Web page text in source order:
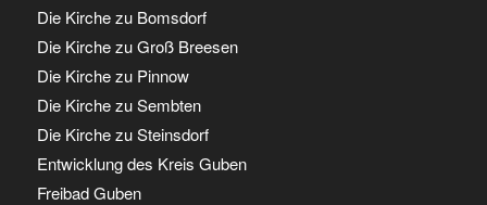
Die Kirche zu Bomsdorf
Die Kirche zu Groß Breesen
Die Kirche zu Pinnow
Die Kirche zu Sembten
Die Kirche zu Steinsdorf
Entwicklung des Kreis Guben
Freibad Guben